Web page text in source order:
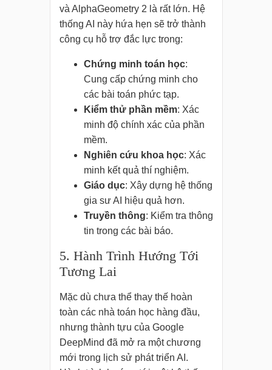
và AlphaGeometry 2 là rất lớn. Hệ
thống AI này hứa hẹn sẽ trở thành
công cụ hỗ trợ đắc lực trong:
Chứng minh toán học:
Cung cấp chứng minh cho
các bài toán phức tạp.
Kiểm thử phần mềm: Xác
minh độ chính xác của phần
mềm.
Nghiên cứu khoa học: Xác
minh kết quả thí nghiệm.
Giáo dục: Xây dựng hệ thống
gia sư AI hiệu quả hơn.
Truyền thông: Kiểm tra thông
tin trong các bài báo.
5. Hành Trình Hướng Tới
Tương Lai
Mặc dù chưa thể thay thế hoàn
toàn các nhà toán học hàng đầu,
nhưng thành tựu của Google
DeepMind đã mở ra một chương
mới trong lịch sử phát triển AI.